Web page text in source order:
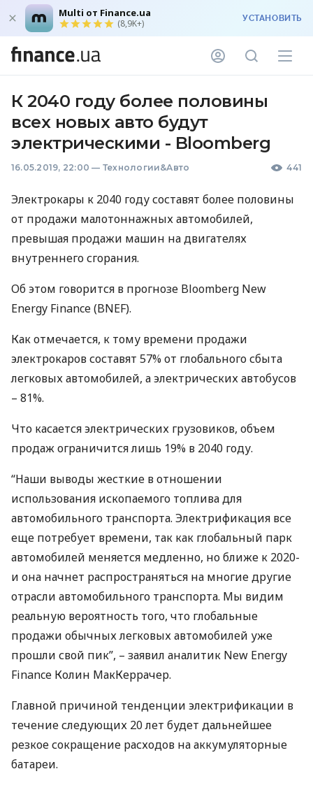
Multi от Finance.ua
(8,9K+) УСТАНОВИТЬ
К 2040 году более половины
всех новых авто будут
электрическими - Bloomberg
16.05.2019, 22:00 — Технологии&Авто 441
Электрокары к 2040 году составят более половины
от продажи малотоннажных автомобилей,
превышая продажи машин на двигателях
внутреннего сгорания.
Об этом говорится в прогнозе Bloomberg New
Energy Finance (BNEF).
Как отмечается, к тому времени продажи
электрокаров составят 57% от глобального сбыта
легковых автомобилей, а электрических автобусов
– 81%.
Что касается электрических грузовиков, объем
продаж ограничится лишь 19% в 2040 году.
“Наши выводы жесткие в отношении
использования ископаемого топлива для
автомобильного транспорта. Электрификация все
еще потребует времени, так как глобальный парк
автомобилей меняется медленно, но ближе к 2020-
и она начнет распространяться на многие другие
отрасли автомобильного транспорта. Мы видим
реальную вероятность того, что глобальные
продажи обычных легковых автомобилей уже
прошли свой пик”, – заявил аналитик New Energy
Finance Колин МакКеррачер.
Главной причиной тенденции электрификации в
течение следующих 20 лет будет дальнейшее
резкое сокращение расходов на аккумуляторные
батареи.